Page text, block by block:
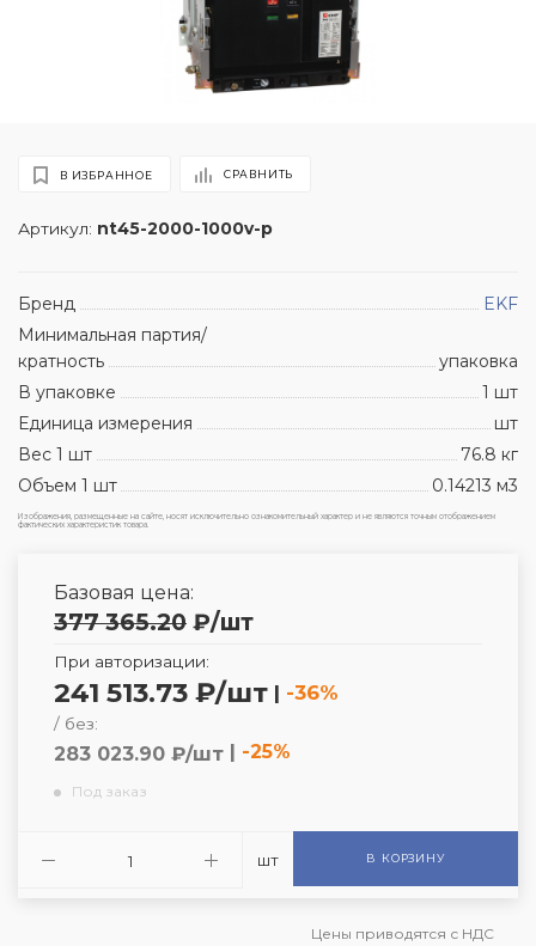
Артикул: nt45-2000-1000v-p
В ИЗБРАННОЕ СРАВНИТЬ
Бренд
EKF
Минимальная партия/
кратность
упаковка
В упаковке
1 шт
Единица измерения
шт
Вес 1 шт
76.8 кг
Объем 1 шт
0.14213 м3
Изображения, размещенные на сайте, носят исключительно ознакомительный характер и не являются точным отображением
фактических характеристик товара.
Базовая цена:
377 365.20 ₽/шт
При авторизации:
241 513.73 ₽/шт | -36%
/ без:
283 023.90 ₽/шт -25%
Под заказ
шт В КОРЗИНУ
Цены приводятся с НДС